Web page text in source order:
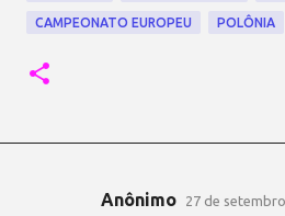
CAMPEONATO EUROPEU POLÔNIA
Anônimo 27 de